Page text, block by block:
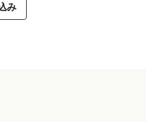
み